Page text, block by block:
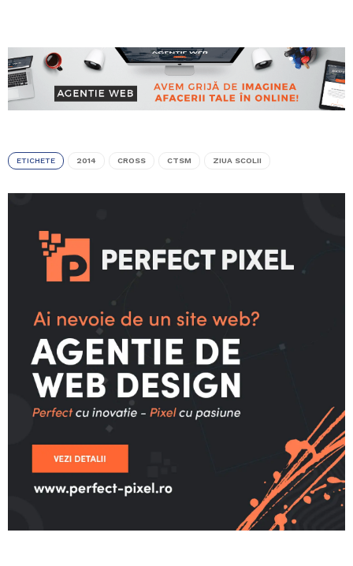
ETICHETE 2014 CROSS CTSM ZIUA SCOLII